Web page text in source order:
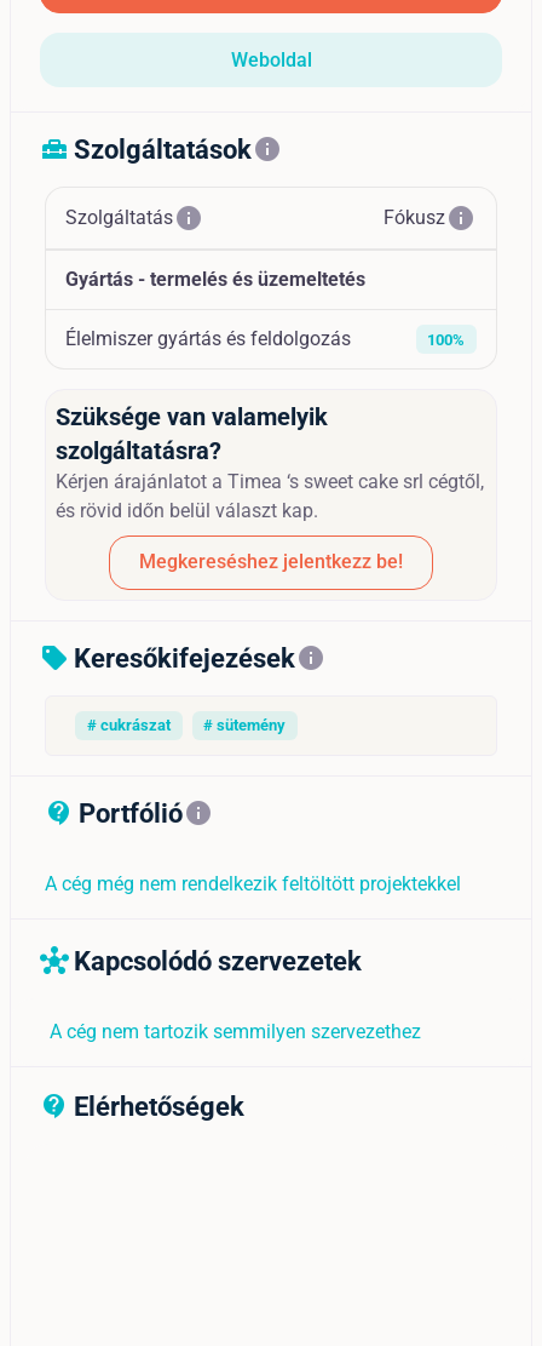
Weboldal
home_repair_service Szolgáltatásokinfo
Szolgáltatásinfo Fókuszinfo
Gyártás - termelés és üzemeltetés
Élelmiszer gyártás és feldolgozás 100%
Szüksége van valamelyik
szolgáltatásra?
Kérjen árajánlatot a Timea ‘s sweet cake srl cégtől,
és rövid időn belül választ kap.
Megkereséshez jelentkezz be!
sell Keresőkifejezésekinfo
# cukrászat # sütemény
contact_support_outline
Portfólióinfo
A cég még nem rendelkezik feltöltött projektekkel
hub Kapcsolódó szervezetek
A cég nem tartozik semmilyen szervezethez
contact_support_outline
Elérhetőségek